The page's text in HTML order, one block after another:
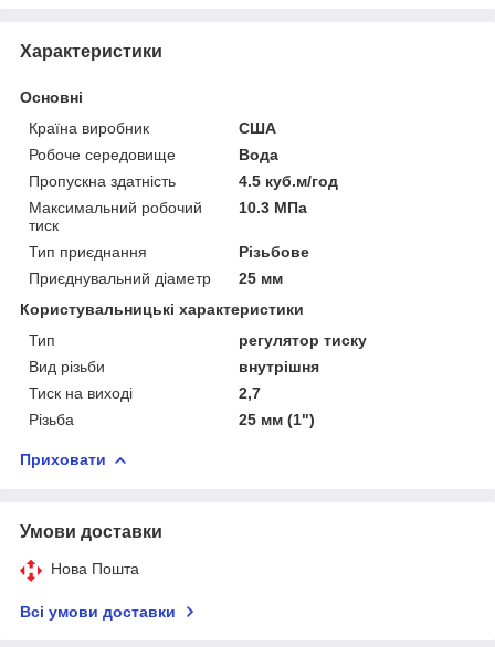
Характеристики
Основні
Країна виробник
США
Робоче середовище
Вода
Пропускна здатність
4.5 куб.м/год
Максимальний робочий
тиск
10.3 МПа
Тип приєднання
Різьбове
Приєднувальний діаметр
25 мм
Користувальницькі характеристики
Тип
регулятор тиску
Вид різьби
внутрішня
Тиск на виході
2,7
Різьба
25 мм (1")
Приховати
Умови доставки
Нова Пошта
Всі умови доставки